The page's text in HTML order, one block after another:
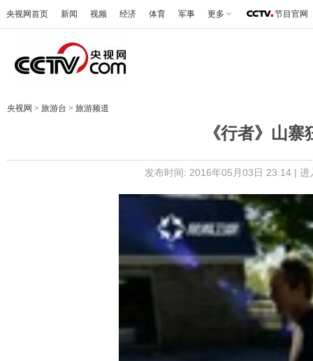
央视网首页 新闻 视频 经济 体育 军事 更多 节目官网
央视网 > 旅游台 > 旅游频道
《行者》山寨
发布时间: 2016年05月03日 23:14 | 进